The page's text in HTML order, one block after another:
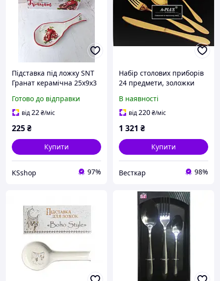
Підставка під ложку SNT
Гранат керамічна 25х9х3
Готово до відправки
від22₴/міс
225₴
Купити
KSshop 97%
Набір столових приборів
24 предмети, золожки
New неіржавка сталь
В наявності
від220₴/міс
1 321 ₴
Купити
Весткар 98%